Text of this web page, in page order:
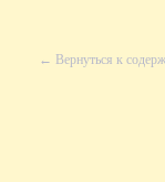
← Вернуться к